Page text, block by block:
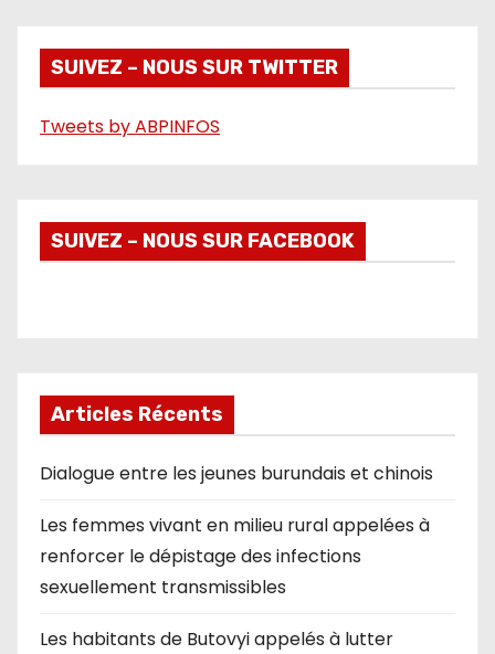
o
SUIVEZ – NOUS SUR TWITTER
Tweets by ABPINFOS
SUIVEZ – NOUS SUR FACEBOOK
Articles Récents
Dialogue entre les jeunes burundais et chinois
Les femmes vivant en milieu rural appelées à
renforcer le dépistage des infections
sexuellement transmissibles
Les habitants de Butovyi appelés à lutter